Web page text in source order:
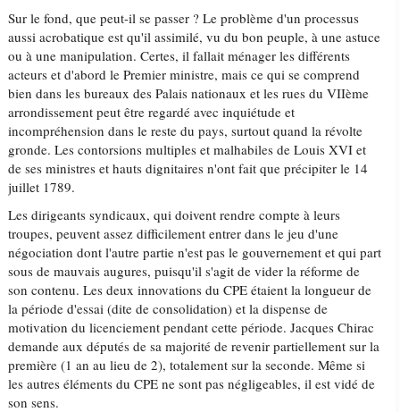
Sur le fond, que peut-il se passer ? Le problème d'un processus
aussi acrobatique est qu'il assimilé, vu du bon peuple, à une astuce
ou à une manipulation. Certes, il fallait ménager les différents
acteurs et d'abord le Premier ministre, mais ce qui se comprend
bien dans les bureaux des Palais nationaux et les rues du VIIème
arrondissement peut être regardé avec inquiétude et
incompréhension dans le reste du pays, surtout quand la révolte
gronde. Les contorsions multiples et malhabiles de Louis XVI et
de ses ministres et hauts dignitaires n'ont fait que précipiter le 14
juillet 1789.
Les dirigeants syndicaux, qui doivent rendre compte à leurs
troupes, peuvent assez difficilement entrer dans le jeu d'une
négociation dont l'autre partie n'est pas le gouvernement et qui part
sous de mauvais augures, puisqu'il s'agit de vider la réforme de
son contenu. Les deux innovations du CPE étaient la longueur de
la période d'essai (dite de consolidation) et la dispense de
motivation du licenciement pendant cette période. Jacques Chirac
demande aux députés de sa majorité de revenir partiellement sur la
première (1 an au lieu de 2), totalement sur la seconde. Même si
les autres éléments du CPE ne sont pas négligeables, il est vidé de
son sens.